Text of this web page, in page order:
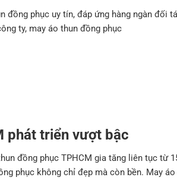
phục uy tín, đáp ứng hàng ngàn đối
ty, may áo thun đồng phục
phát triển vượt bậc
đồng phục TPHCM gia tăng liên tục từ
phục không chỉ đẹp mà còn bền. May